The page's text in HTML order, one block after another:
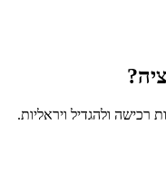
רכישה ולהגדיל ויראליות.